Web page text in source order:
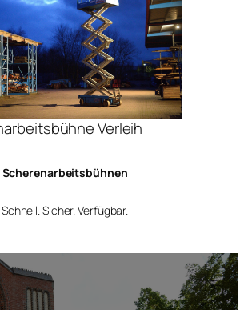
Verleih
Scherenarbeitsbühnen
Schnell. Sicher. Verfügbar.